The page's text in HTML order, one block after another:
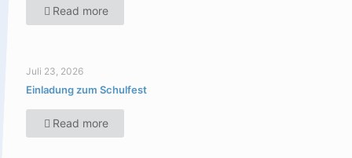
Read more
Juli 23, 2026
Einladung zum Schulfest
Read more